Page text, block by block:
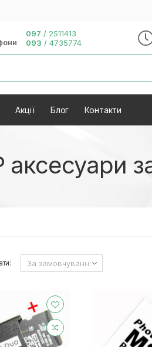
097 / 2511413
093 / 4735774
Акції Блог Контакти
аксесуари